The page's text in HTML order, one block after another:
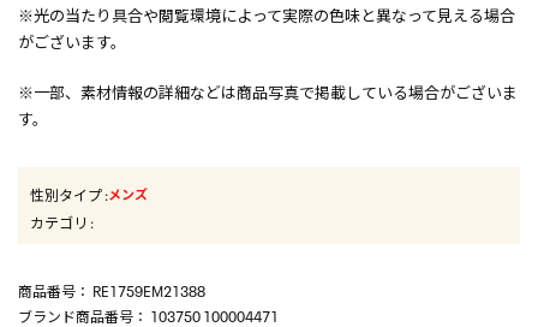
※光の当たり具合や閲覧環境によって実際の色味と異なって見える場合
がございます。
※一部、素材情報の詳細などは商品写真で掲載している場合がございま
す。
性別タイプ:メンズ
カテゴリ :
商品番号 ： RE1759EM21388
ブランド商品番号 ： 103750 100004471